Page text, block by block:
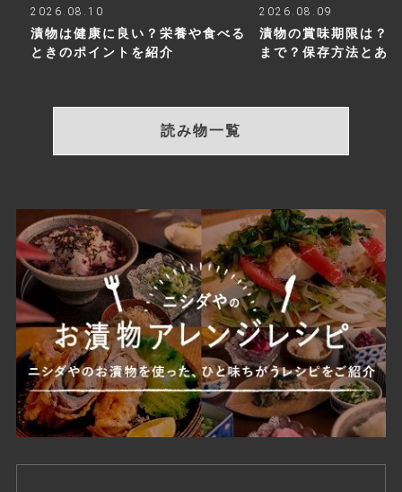
2026.08.10
漬物は健康に良い？栄養や食べる
ときのポイントを紹介
2026.08.09
漬物の賞味期限は？
まで？保存方法とあ
読み物一覧